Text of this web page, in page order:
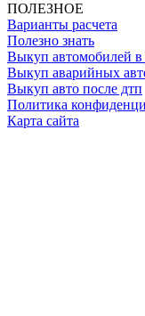
ПОЛЕЗНОЕ
Варианты расчета
Полезно знать
Выкуп автомобилей в
Выкуп аварийных
Выкуп авто после дтп
Политика
Карта сайта